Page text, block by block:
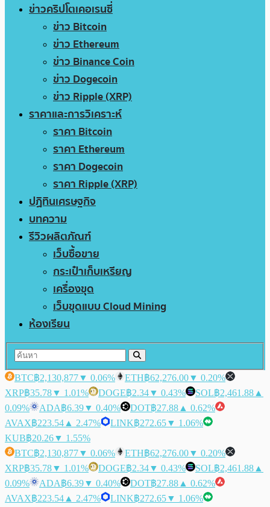
ข่าวคริปโตเคอเรนซี่
ข่าว Bitcoin
ข่าว Ethereum
ข่าว Binance Coin
ข่าว Dogecoin
ข่าว Ripple (XRP)
ราคาและการวิเคราะห์
ราคา Bitcoin
ราคา Ethereum
ราคา Dogecoin
ราคา Ripple (XRP)
ปฏิทินเศรษฐกิจ
บทความ
รีวิวผลิตภัณฑ์
เว็บซื้อขาย
กระเป๋าเก็บเหรียญ
เครื่องขุด
เว็บขุดแบบ Cloud Mining
ห้องเรียน
BTC฿2,130,877▼ 0.06% ETH฿62,276.00▼ 0.20%
XRP฿35.78▼ 1.01% DOGE฿2.34▼ 0.43% SOL฿2,461.88 ▲
0.09%
ADA฿6.39▼ 0.40% DOT฿27.88 ▲ 0.62%
AVAX฿223.54 ▲ 2.47% LINK฿272.65▼ 1.06%
KUB฿20.26▼ 1.55%
BTC฿2,130,877▼ 0.06% ETH฿62,276.00▼ 0.20%
XRP฿35.78▼ 1.01% DOGE฿2.34▼ 0.43% SOL฿2,461.88 ▲
0.09%
ADA฿6.39▼ 0.40% DOT฿27.88 ▲ 0.62%
AVAX฿223.54 ▲ 2.47% LINK฿272.65▼ 1.06%